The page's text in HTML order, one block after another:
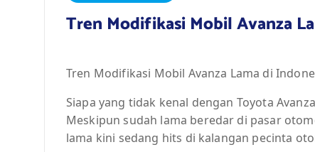
Tren Modifikasi Mobil Avanza
Tren Modifikasi Mobil Avanza Lama di
Siapa yang tidak kenal dengan Toyota
Meskipun sudah lama beredar di pasar
lama kini sedang hits di kalangan pecinta